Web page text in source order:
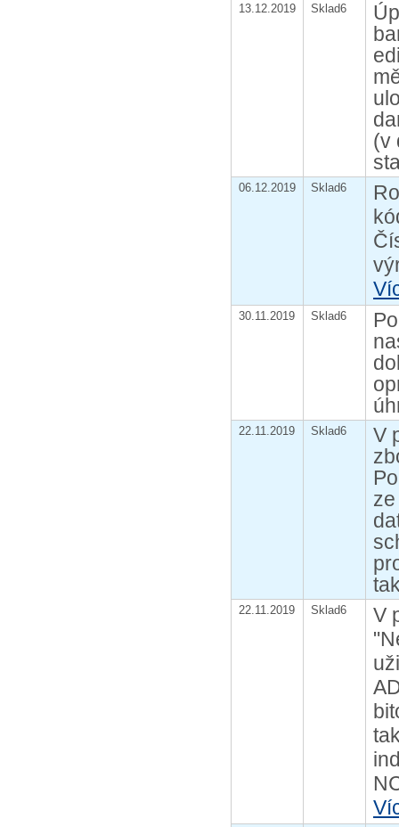
13.12.2019 Sklad6
(v
06.12.2019 Sklad6
30.11.2019 Sklad6
22.11.2019 Sklad6
V
22.11.2019 Sklad6
V